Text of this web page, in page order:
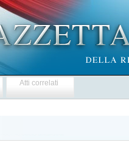
Atti correlati